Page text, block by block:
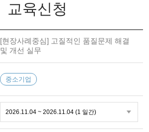
교육신청
[현장사례중심] 고질적인 품질문제 해결
및 개선 실무
중소기업